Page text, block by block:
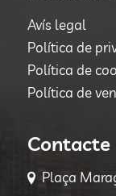
Avís legal
Política de
Política de
Política de
Contacte
Plaça